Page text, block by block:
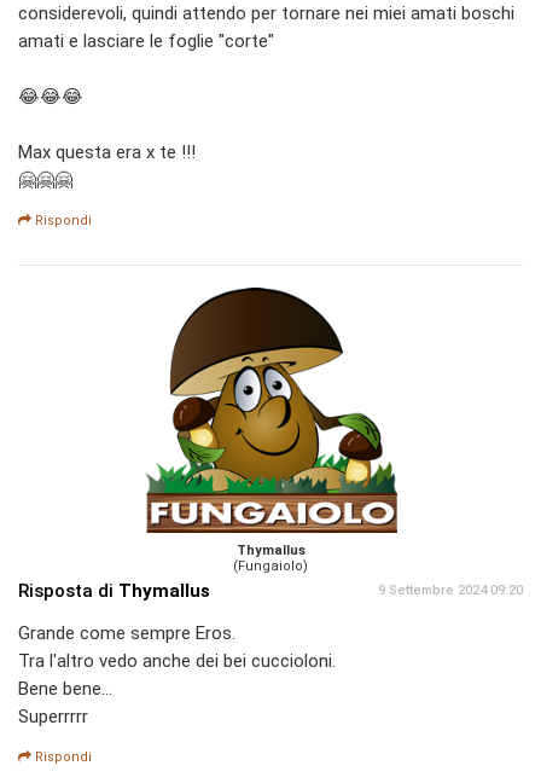
considerevoli, quindi attendo per tornare nei miei amati boschi
amati e lasciare le foglie "corte"
😂😂😂
Max questa era x te !!!
🤗🤗🤗
Rispondi
Thymallus
(Fungaiolo)
Risposta di Thymallus 9 Settembre 2024 09:20
Grande come sempre Eros.
Tra l'altro vedo anche dei bei cuccioloni.
Bene bene...
Superrrrr
Rispondi